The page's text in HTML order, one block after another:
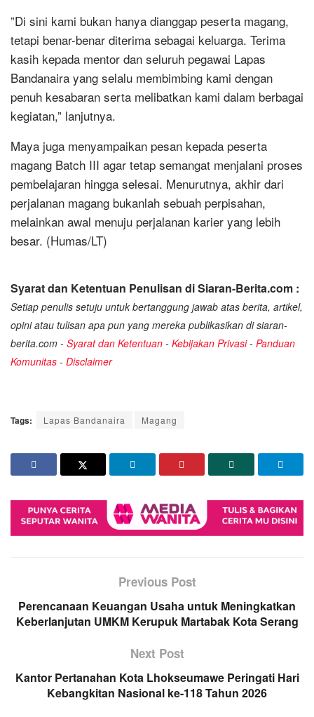
‎”Di sini kami bukan hanya dianggap peserta magang,
tetapi benar-benar diterima sebagai keluarga. Terima
kasih kepada mentor dan seluruh pegawai Lapas
Bandanaira yang selalu membimbing kami dengan
penuh kesabaran serta melibatkan kami dalam berbagai
kegiatan,” lanjutnya.
‎Maya juga menyampaikan pesan kepada peserta
magang Batch III agar tetap semangat menjalani proses
pembelajaran hingga selesai. Menurutnya, akhir dari
perjalanan magang bukanlah sebuah perpisahan,
melainkan awal menuju perjalanan karier yang lebih
besar. (Humas/LT)
Syarat dan Ketentuan Penulisan di Siaran-Berita.com :
Setiap penulis setuju untuk bertanggung jawab atas berita, artikel,
opini atau tulisan apa pun yang mereka publikasikan di siaran-
berita.com - Syarat dan Ketentuan - Kebijakan Privasi- Panduan
Komunitas - Disclaimer
Tags: Lapas Bandanaira Magang
Previous Post
Perencanaan Keuangan Usaha untuk Meningkatkan
Keberlanjutan UMKM Kerupuk Martabak Kota Serang
Next Post
Kantor Pertanahan Kota Lhokseumawe Peringati Hari
Kebangkitan Nasional ke-118 Tahun 2026